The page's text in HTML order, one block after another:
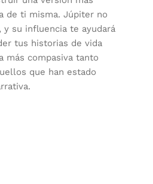
de ti misma. Júpiter no
y su influencia te ayudará
tus historias de vida
más compasiva tanto
que han estado